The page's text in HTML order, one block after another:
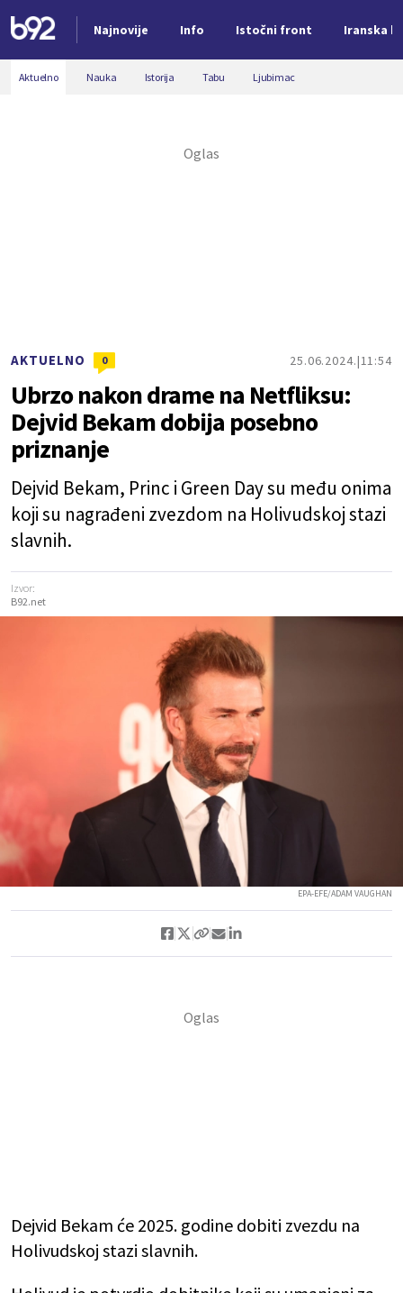
Najnovije Info Istočni front Iranska
Nova vest
Aktuelno Nauka Istorija Tabu Ljubimac
AKTUELNO 0 25.06.2024. 11:54
Ubrzo nakon drame na Netfliksu:
Dejvid Bekam dobija posebno
priznanje
Dejvid Bekam, Princ i Green Day su među onima
koji su nagrađeni zvezdom na Holivudskoj stazi
slavnih.
Izvor:
B92.net
EPA-EFE/ADAM VAUGHAN
Dejvid Bekam će 2025. godine dobiti zvezdu na
Holivudskoj stazi slavnih.